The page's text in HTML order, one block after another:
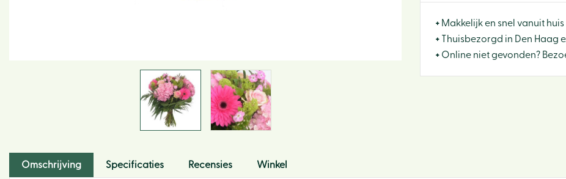
+ Makkelijk en snel vanuit
+ Thuisbezorgd in Den Haag
+ Online niet gevonden?
Omschrijving Specificaties Recensies Winkel